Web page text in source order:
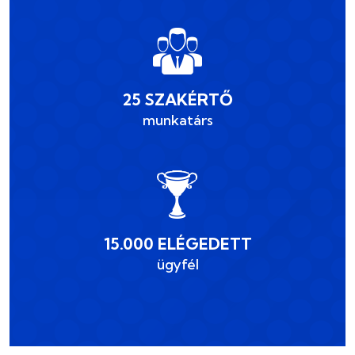
25 SZAKÉRTŐ
munkatárs
15.000 ELÉGEDETT
ügyfél